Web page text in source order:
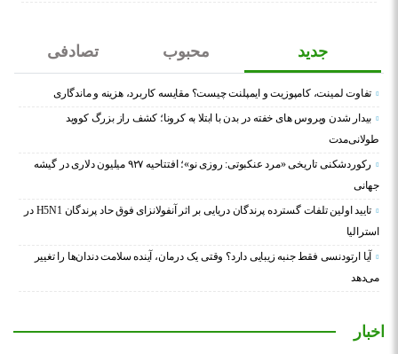
جدید محبوب تصادفی
تفاوت لمینت، کامپوزیت و ایمپلنت چیست؟ مقایسه کاربرد، هزینه و ماندگاری
بیدار شدن ویروس‌ های خفته در بدن با ابتلا به کرونا؛ کشف راز بزرگ کووید
طولانی‌مدت
رکوردشکنی تاریخی «مرد عنکبوتی: روزی نو»؛ افتتاحیه ۹۲۷ میلیون دلاری در گیشه
جهانی
تایید اولین تلفات گسترده پرندگان دریایی بر اثر آنفولانزای فوق حاد پرندگان H5N1 در
استرالیا
آیا ارتودنسی فقط جنبه زیبایی دارد؟ وقتی یک درمان، آینده سلامت دندان‌ها را تغییر
می‌دهد
اخبار